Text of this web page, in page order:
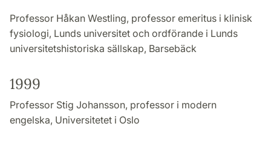
Professor Håkan Westling, professor emeritus i klinisk
fysiologi, Lunds universitet och ordförande i Lunds
universitetshistoriska sällskap, Barsebäck
1999
Professor Stig Johansson, professor i modern
engelska, Universitetet i Oslo